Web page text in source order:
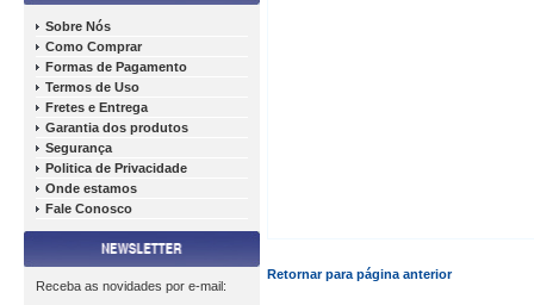
Sobre Nós
Como Comprar
Formas de Pagamento
Termos de Uso
Fretes e Entrega
Garantia dos produtos
Segurança
Politica de Privacidade
Onde estamos
Fale Conosco
Receba as novidades por e-mail:
Retornar para página anterior